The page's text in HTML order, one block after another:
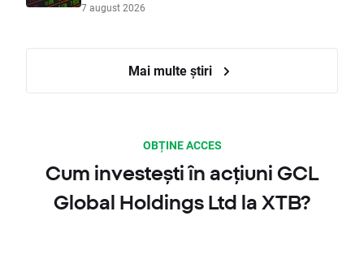
7 august 2026
Mai multe știri
OBȚINE ACCES
Cum investești în acțiuni GCL
Global Holdings Ltd la XTB?